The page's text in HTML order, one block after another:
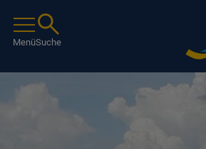
MenüSuche